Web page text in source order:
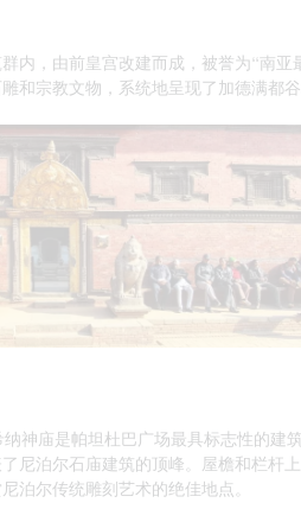
内，由前皇宫改建而成，被誉为“南
和宗教文物，系统地呈现了加德满都
神庙是帕坦杜巴广场最具标志性的建
尼泊尔石庙建筑的顶峰。屋檐和栏杆
泊尔传统雕刻艺术的绝佳地点。